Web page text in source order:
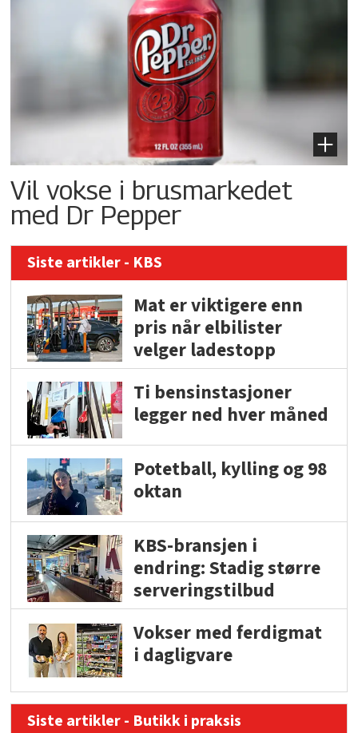
Vil vokse i brusmarkedet
med Dr Pepper
Siste artikler - KBS
Mat er viktigere enn
pris når elbilister
velger ladestopp
Ti bensinstasjoner
legger ned hver måned
Potetball, kylling og 98
oktan
KBS-bransjen i
endring: Stadig større
serveringstilbud
Vokser med ferdigmat
i dagligvare
Siste artikler - Butikk i praksis